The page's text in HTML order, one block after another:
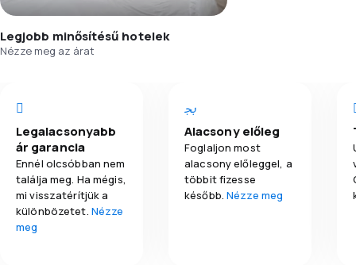
Legjobb minősítésű hotelek
Nézze meg az árat
Legalacsonyabb
ár garancia
Ennél olcsóbban nem
találja meg. Ha mégis,
mi visszatérítjük a
különbözetet. Nézze
meg
Alacsony előleg
Foglaljon most
alacsony előleggel, a
többit fizesse
később.Nézze meg